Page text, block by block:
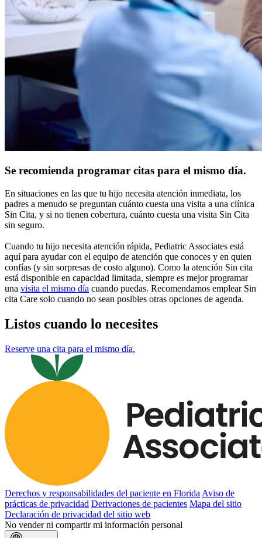
Se recomienda programar citas para el mismo día.
En situaciones en las que tu hijo necesita atención inmediata, los
padres a menudo se preguntan cuánto cuesta una visita a una clínica
Sin Cita, y si no tienen cobertura, cuánto cuesta una visita Sin Cita
sin seguro.
Cuando tu hijo necesita atención rápida, Pediatric Associates está
aquí para ayudar con el equipo de atención que conoces y en quien
confías (y sin sorpresas de costo alguno). Como la atención Sin cita
está disponible en capacidad limitada, siempre es mejor programar
una visita el mismo día cuando puedas. Recomendamos emplear Sin
cita Care solo cuando no sean posibles otras opciones de agenda.
Listos cuando lo necesites
Reserve una cita para el mismo día.
Derechos y responsabilidades del paciente en Florida Aviso de
prácticas de privacidad Derivaciones de pacientes Mapa del sitio
Declaración de privacidad del sitio web
No vender ni compartir mi información personal